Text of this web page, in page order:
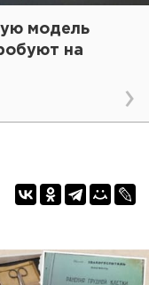
модель
на